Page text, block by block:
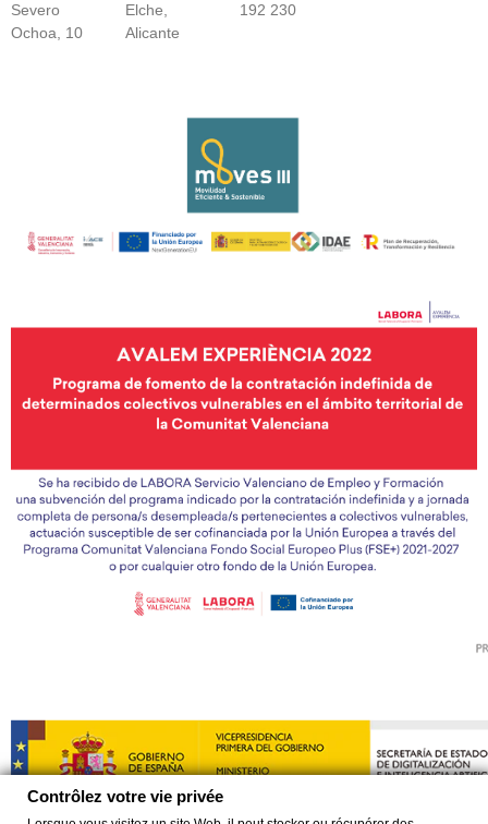
Severo
Ochoa, 10
Elche,
Alicante
192 230
Contrôlez votre vie privée